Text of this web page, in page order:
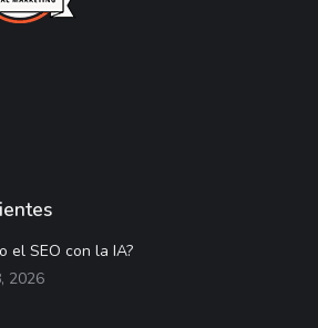
el SEO con la IA?
2026